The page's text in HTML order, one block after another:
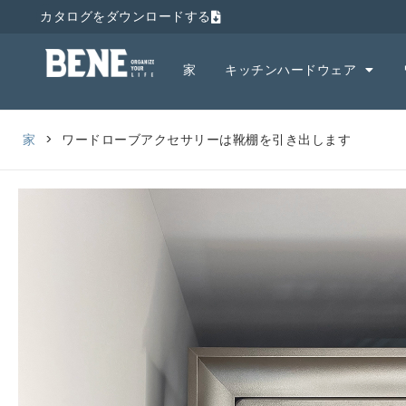
カタログをダウンロードする
家 キッチンハードウェア
家 > ワードローブアクセサリーは靴棚を引き出します